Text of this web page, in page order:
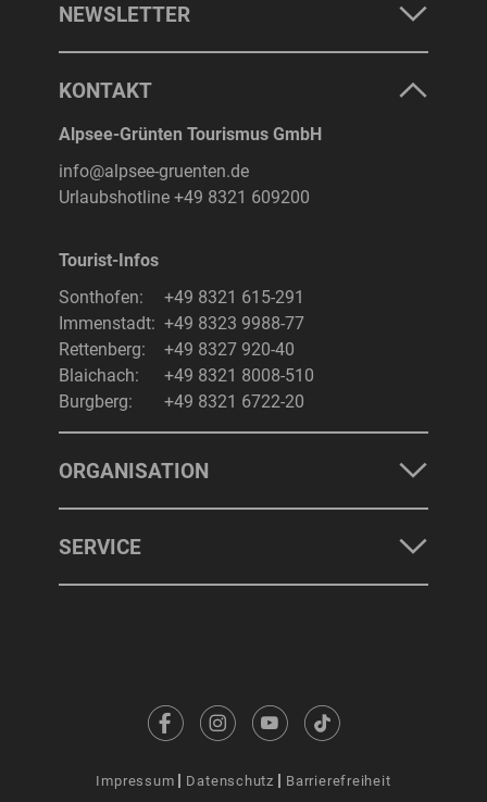
NEWSLETTER
KONTAKT
Alpsee-Grünten Tourismus GmbH
info@alpsee-gruenten.de
Urlaubshotline +49 8321 609200
Tourist-Infos
Sonthofen:
+49 8321 615-291
Immenstadt: +49 8323 9988-77
Rettenberg:
+49 8327 920-40
Blaichach:
+49 8321 8008-510
Burgberg:
+49 8321 6722-20
ORGANISATION
SERVICE
Impressum Datenschutz Barrierefreiheit